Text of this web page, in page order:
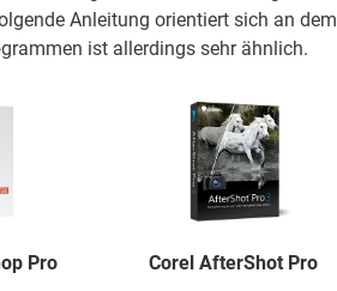
Anleitung orientiert sich an dem
ist allerdings sehr ähnlich.
Pro Corel AfterShot Pro